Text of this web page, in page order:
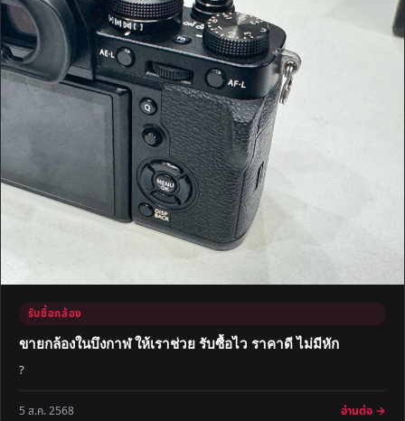
รับซื้อกล้อง
ขายกล้องในบึงกาฬ ให้เราช่วย รับซื้อไว ราคาดี ไม่มีหัก
?
5 ส.ค. 2568 อ่านต่อ →